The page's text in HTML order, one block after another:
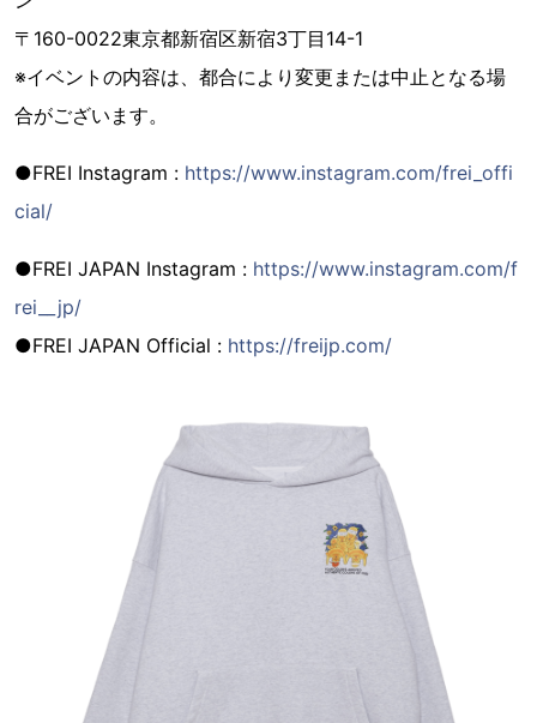
〒160-0022東京都新宿区新宿3丁目14-1
※イベントの内容は、都合により変更または中止となる場
合がございます。
●FREI Instagram : https://www.instagram.com/frei_offi
cial/
●FREI JAPAN Instagram : https://www.instagram.com/f
rei__jp/
●FREI JAPAN Official : https://freijp.com/